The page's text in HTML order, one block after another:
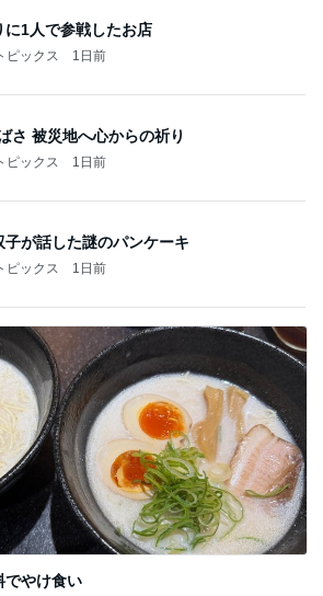
に1人で参戦したお店
ピックス 1日前
さ 被災地へ心からの祈り
ピックス 1日前
子が話した謎のパンケーキ
ピックス 1日前
でやけ食い